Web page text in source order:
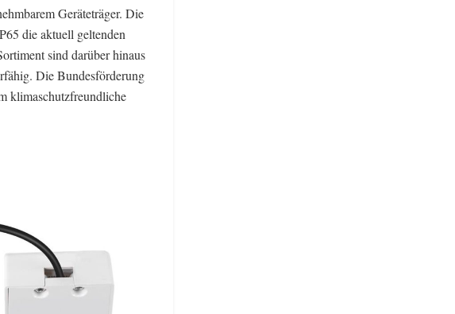
Geräteträger. Die
die aktuell geltenden
sind darüber hinaus
Die Bundesförderung
klimaschutzfreundliche